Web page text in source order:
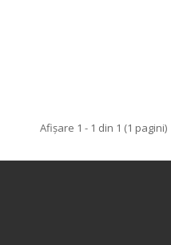
Afişare 1 - 1 din 1 (1 pagini)